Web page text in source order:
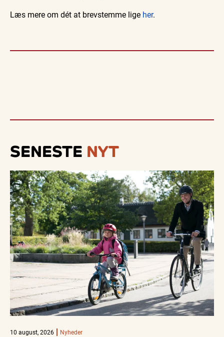
Læs mere om dét at brevstemme lige her.
SENESTE NYT
10 august, 2026 Nyheder